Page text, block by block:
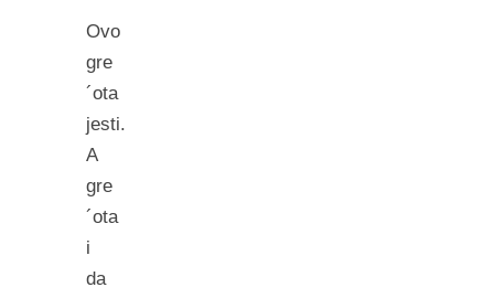
Ovo
gre
´ota
jesti.
A
gre
´ota
i
da